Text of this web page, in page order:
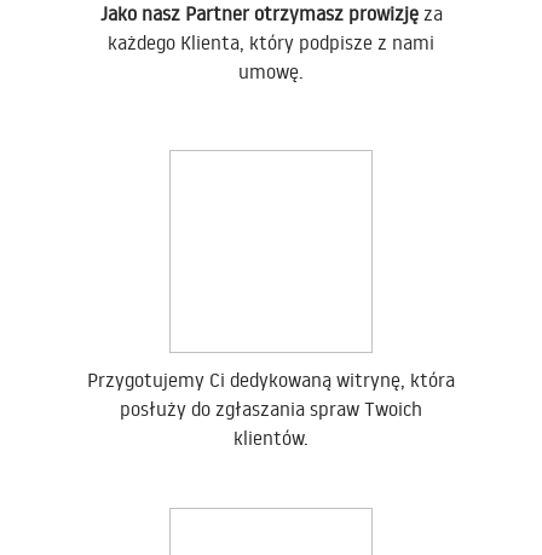
Jako nasz Partner otrzymasz prowizjęza
każdego Klienta, który podpisze z nami
umowę.
Przygotujemy Ci dedykowaną witrynę, która
posłuży do zgłaszania spraw Twoich
klientów.